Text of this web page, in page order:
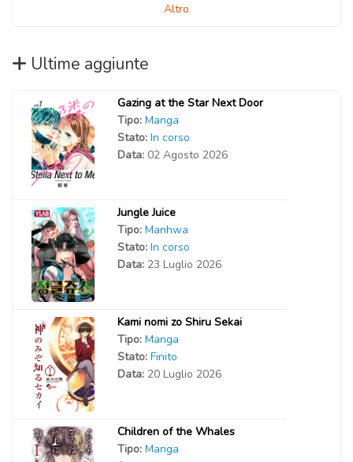
Altro
Ultime aggiunte
Gazing at the Star Next Door
Tipo: Manga
Stato: In corso
Data: 02 Agosto 2026
Jungle Juice
Tipo: Manhwa
Stato: In corso
Data: 23 Luglio 2026
Kami nomi zo Shiru Sekai
Tipo: Manga
Stato: Finito
Data: 20 Luglio 2026
Children of the Whales
Tipo: Manga